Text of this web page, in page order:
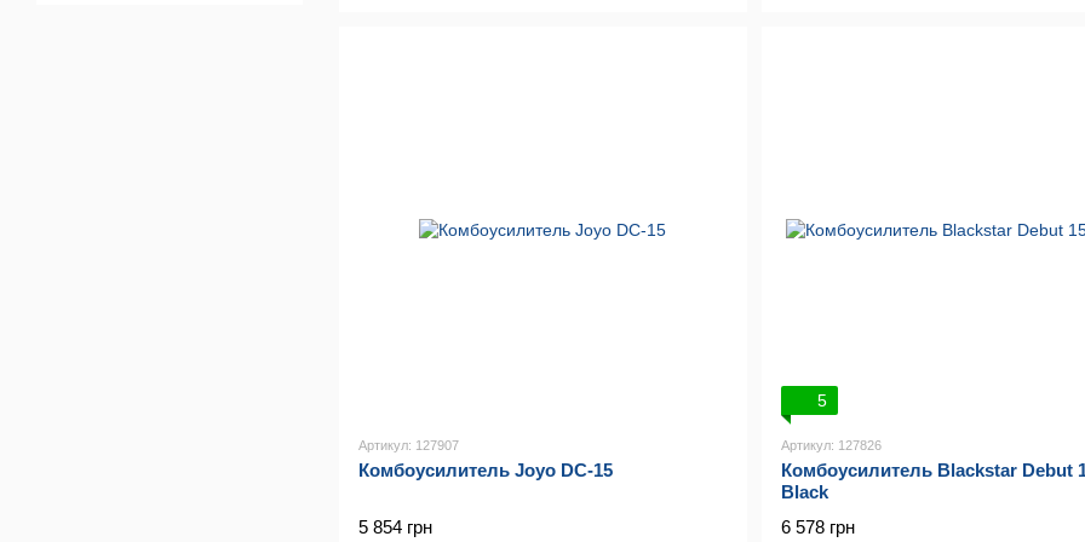
Артикул: 127907
Комбоусилитель Joyo DC-15
5 854 грн
5
Артикул: 127826
Комбоусилитель Blackstar Debut
Black
6 578 грн